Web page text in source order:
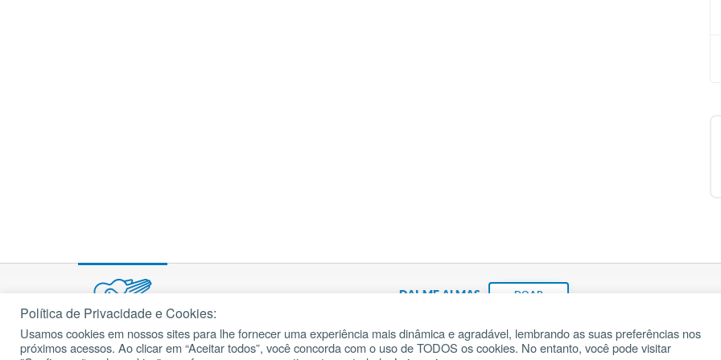
DAI-ME ALMAS DOAR
Fundação João Paulo II Pedido de Oração
cancaonova.com© 2002 – 2026
Todos os direitos reservados.
Política de Privacidade e Cookies:
Usamos cookies em nossos sites para lhe fornecer uma experiência mais dinâmica e agradável, lembrando as suas preferências nos
próximos acessos. Ao clicar em “Aceitar todos”, você concorda com o uso de TODOS os cookies. No entanto, você pode visitar